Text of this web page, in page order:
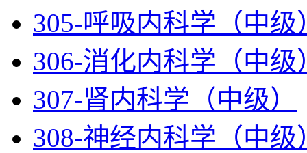
305-呼吸内科学（中级
306-消化内科学（中级
307-肾内科学（中级）
308-神经内科学（中级